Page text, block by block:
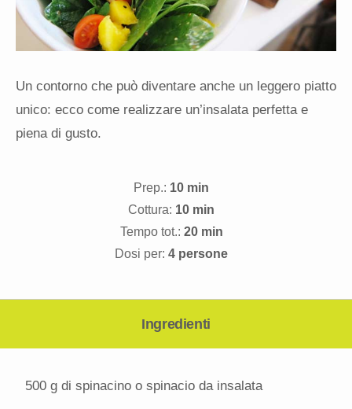
Un contorno che può diventare anche un leggero piatto
unico: ecco come realizzare un’insalata perfetta e
piena di gusto.
Prep.: 10 min
Cottura: 10 min
Tempo tot.: 20 min
Dosi per: 4 persone
Ingredienti
500 g di spinacino o spinacio da insalata